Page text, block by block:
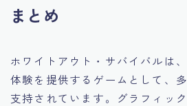
まとめ
ホワイトアウト・サバイバルは
体験を提供するゲームとして、
支持されています。グラフィッ